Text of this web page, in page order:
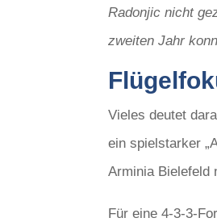
Radonjic nicht
zweiten Jahr
Vieles deutet
ein spielstarker
Arminia Bielefeld
Für eine 4-3-3-